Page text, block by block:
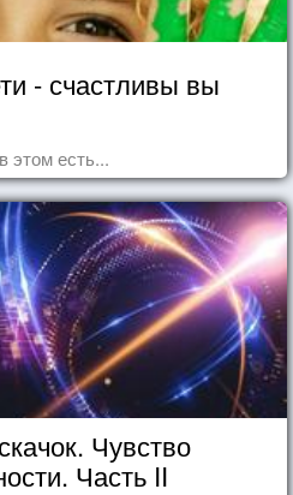
- счастливы вы
этом есть...
Чувство
Часть II